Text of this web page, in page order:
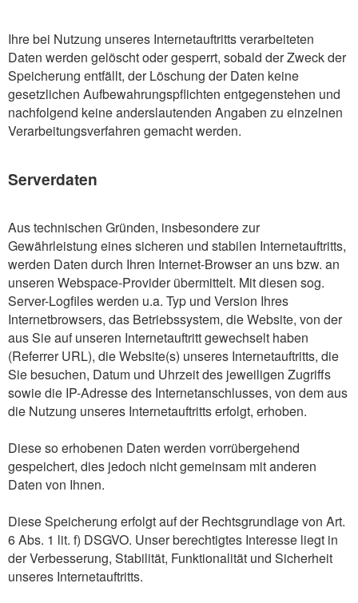
Ihre bei Nutzung unseres Internetauftritts verarbeiteten
Daten werden gelöscht oder gesperrt, sobald der Zweck der
Speicherung entfällt, der Löschung der Daten keine
gesetzlichen Aufbewahrungspflichten entgegenstehen und
nachfolgend keine anderslautenden Angaben zu einzelnen
Verarbeitungsverfahren gemacht werden.
Serverdaten
Aus technischen Gründen, insbesondere zur
Gewährleistung eines sicheren und stabilen Internetauftritts,
werden Daten durch Ihren Internet-Browser an uns bzw. an
unseren Webspace-Provider übermittelt. Mit diesen sog.
Server-Logfiles werden u.a. Typ und Version Ihres
Internetbrowsers, das Betriebssystem, die Website, von der
aus Sie auf unseren Internetauftritt gewechselt haben
(Referrer URL), die Website(s) unseres Internetauftritts, die
Sie besuchen, Datum und Uhrzeit des jeweiligen Zugriffs
sowie die IP-Adresse des Internetanschlusses, von dem aus
die Nutzung unseres Internetauftritts erfolgt, erhoben.
Diese so erhobenen Daten werden vorrübergehend
gespeichert, dies jedoch nicht gemeinsam mit anderen
Daten von Ihnen.
Diese Speicherung erfolgt auf der Rechtsgrundlage von Art.
6 Abs. 1 lit. f) DSGVO. Unser berechtigtes Interesse liegt in
der Verbesserung, Stabilität, Funktionalität und Sicherheit
unseres Internetauftritts.